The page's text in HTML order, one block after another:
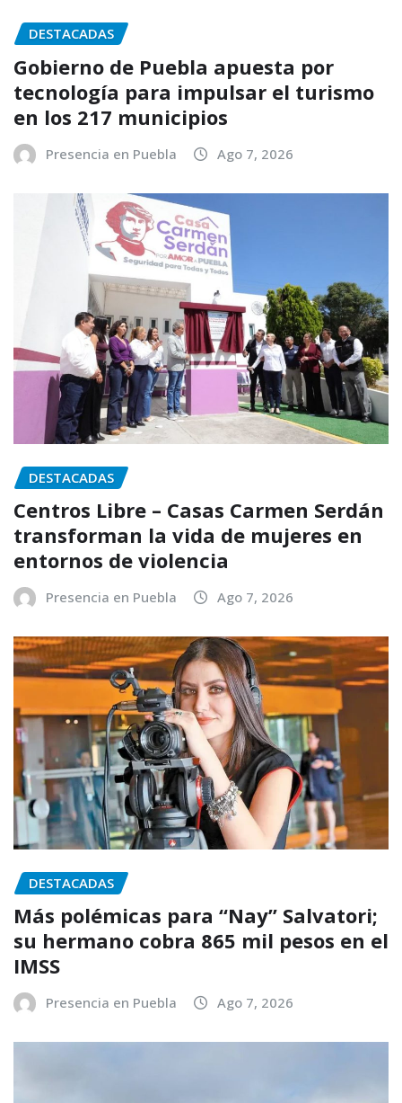
DESTACADAS
Gobierno de Puebla apuesta por
tecnología para impulsar el turismo
en los 217 municipios
Presencia en Puebla Ago 7, 2026
DESTACADAS
Centros Libre – Casas Carmen Serdán
transforman la vida de mujeres en
entornos de violencia
Presencia en Puebla Ago 7, 2026
DESTACADAS
Más polémicas para “Nay” Salvatori;
su hermano cobra 865 mil pesos en el
IMSS
Presencia en Puebla Ago 7, 2026